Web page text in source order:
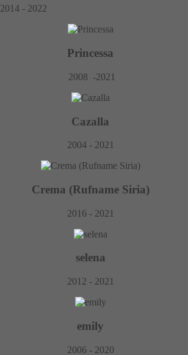
2014 - 2022
Princessa
2008 -2021
Cazalla
2004 - 2021
Crema (Rufname Siria)
2016 - 2021
selena
2012 - 2021
emily
2006 - 2020